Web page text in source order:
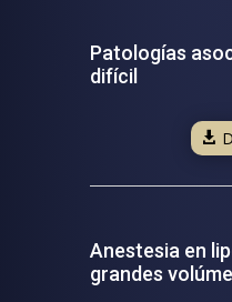
Patologías
difícil
Anestesia en
grandes